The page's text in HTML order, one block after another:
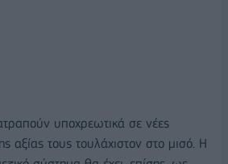
υποχρεωτικά σε νέες
αξίας τους τουλάχιστον στο μισό. Η